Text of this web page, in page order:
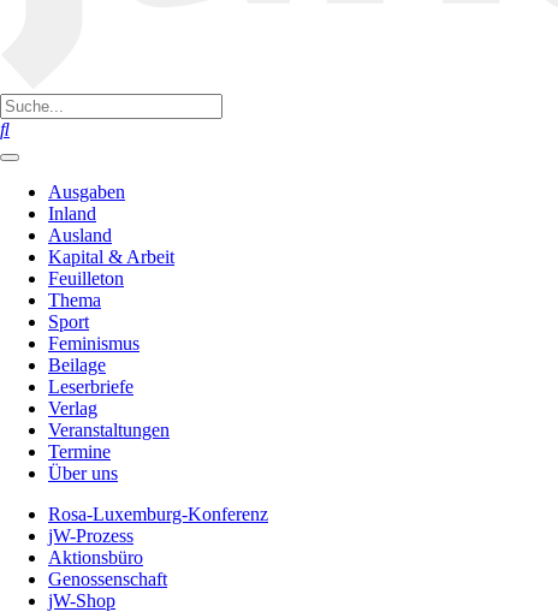
Ausgaben
Inland
Ausland
Kapital & Arbeit
Feuilleton
Thema
Sport
Feminismus
Beilage
Leserbriefe
Verlag
Veranstaltungen
Termine
Über uns
Rosa-Luxemburg-Konferenz
jW-Prozess
Aktionsbüro
Genossenschaft
jW-Shop